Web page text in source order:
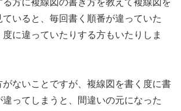
方に複線図の書き方を教えて複線図を
いると、毎回書く順番が違っていた
度に違っていたりする方もいたりしま
ないことですが、複線図を書く度に書
違ってしまうと、間違いの元になった